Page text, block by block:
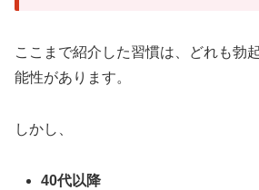
ここまで紹介した習慣は、どれも勃
能性があります。
しかし、
40代以降